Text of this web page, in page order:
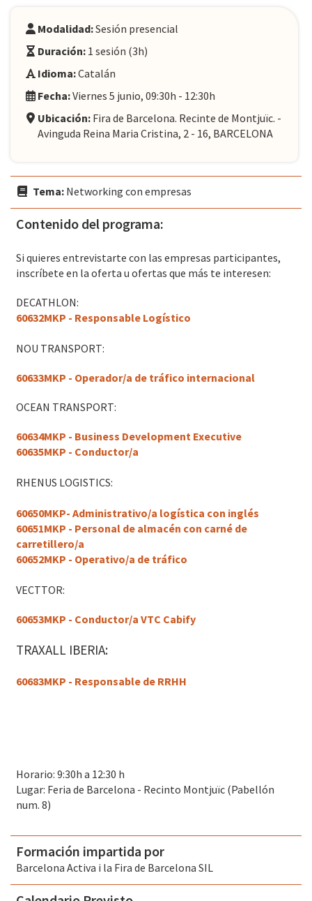
Modalidad:Sesión presencial
Duración: 1 sesión (3h)
Idioma:Catalán
Fecha:Viernes 5 junio, 09:30h - 12:30h
Ubicación: Fira de Barcelona. Recinte de Montjuïc. -
Avinguda Reina Maria Cristina, 2 - 16, BARCELONA
Tema: Networking con empresas
Contenido del programa:
Si quieres entrevistarte con las empresas participantes,
inscríbete en la oferta u ofertas que más te interesen:
DECATHLON:
60632MKP - Responsable Logístico
NOU TRANSPORT:
60633MKP - Operador/a de tráfico internacional
OCEAN TRANSPORT:
60634MKP - Business Development Executive
60635MKP - Conductor/a
RHENUS LOGISTICS:
60650MKP- Administrativo/a logística con inglés
60651MKP - Personal de almacén con carné de
carretillero/a
60652MKP - Operativo/a de tráfico
VECTTOR:
60653MKP - Conductor/a VTC Cabify
TRAXALL IBERIA:
60683MKP - Responsable de RRHH
Horario: 9:30h a 12:30 h
Lugar: Feria de Barcelona - Recinto Montjuïc (Pabellón
num. 8)
Formación impartida por
Barcelona Activa i la Fira de Barcelona SIL